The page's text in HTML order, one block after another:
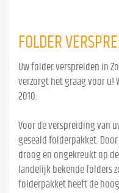
FOLDER
Uw folder verspreiden in
verzorgt het graag voor u!
2010.
Voor de verspreiding van
geseald folderpakket.
droog en ongekreukt op
landelijk bekende folders
folderpakket heeft de